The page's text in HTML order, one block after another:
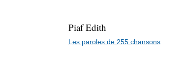
Piaf Edith
Les paroles de 255 chansons